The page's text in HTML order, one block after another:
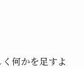
何かを足すよ